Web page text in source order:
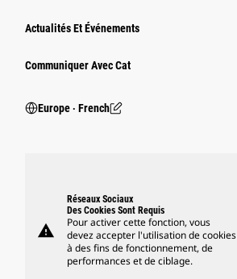
Actualités Et Événements
Communiquer Avec Cat
Europe ‧ French
warning
Réseaux Sociaux
Des Cookies Sont Requis
Pour activer cette fonction, vous
devez accepter l'utilisation de cookies
à des fins de fonctionnement, de
performances et de ciblage.